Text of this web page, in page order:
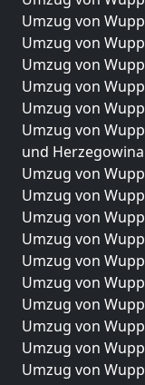
Umzug von
Umzug von
Umzug von
Umzug von
Umzug von
Umzug von
und Herzegowina
Umzug von
Umzug von
Umzug von
Umzug von
Umzug von
Umzug von
Umzug von
Umzug von
Umzug von
Umzug von